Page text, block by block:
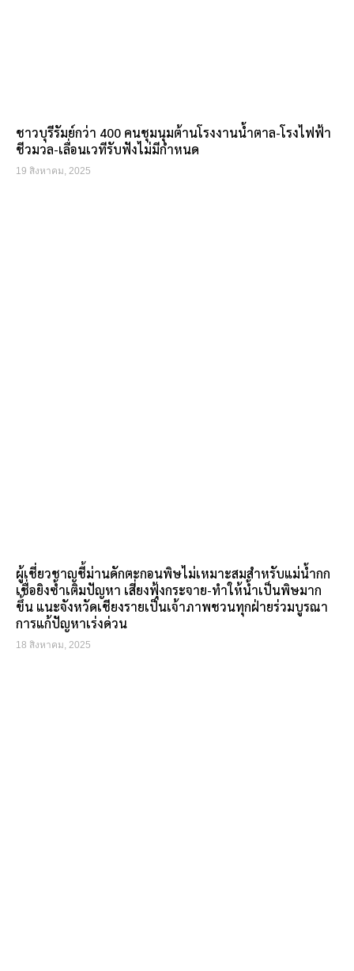
ชาวบุรีรัมย์กว่า 400 คนชุมนุมต้านโรงงานน้ำตาล-โรงไฟฟ้า
ชีวมวล-เลื่อนเวทีรับฟังไม่มีกำหนด
19 สิงหาคม, 2025
ผู้เชี่ยวชาญชี้ม่านดักตะกอนพิษไม่เหมาะสมสำหรับแม่น้ำกก
เชื่อยิงซ้ำเติมปัญหา เสี่ยงฟุ้งกระจาย-ทำให้น้ำเป็นพิษมาก
ขึ้น แนะจังหวัดเชียงรายเป็นเจ้าภาพชวนทุกฝ่ายร่วมบูรณา
การแก้ปัญหาเร่งด่วน
18 สิงหาคม, 2025